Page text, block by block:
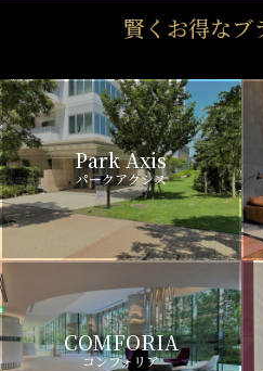
賢くお得なブ
Park Axis
パークアクシス
COMFORIA
コンフォリア